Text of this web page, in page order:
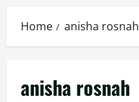
Home anisha rosnah
anisha rosnah